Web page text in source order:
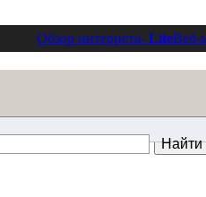
Обзор интернета- LiteВеб-